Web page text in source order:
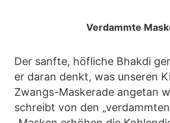
Verdammte
Der sanfte, höfliche Bhakdi
er daran denkt, was unseren
Zwangs-Maskerade angetan
schreibt von den